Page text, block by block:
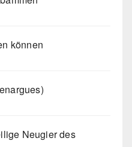
können
Neugier des